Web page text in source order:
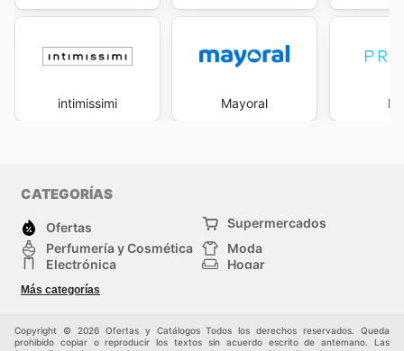
intimissimi Mayoral
CATEGORÍAS
Ofertas
Supermercados
Perfumería y Cosmética
Moda
Electrónica
Hogar
Deporte
Juguetes y bebés
Más categorías
Copyright © 2026 Ofertas y Catálogos Todos los derechos reservados. Queda
prohibido copiar o reproducir los textos sin acuerdo escrito de antemano. Las